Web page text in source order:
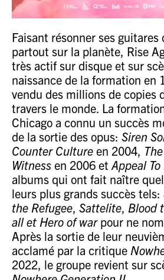
Faisant résonner ses guitares
partout sur la planète, Rise
très actif sur disque et sur
naissance de la formation en
vendu des millions de copies
travers le monde. La
Chicago a connu un succès
de la sortie des opus: Siren
Counter Culture en 2004,
Witness en 2006 et Appeal To
albums qui ont fait naître
leurs plus grands succès tels:
the Refugee, Sattelite, Blood
all et Hero of warpour ne
Après la sortie de leur
acclamé par la critique
2022, le groupe revient sur